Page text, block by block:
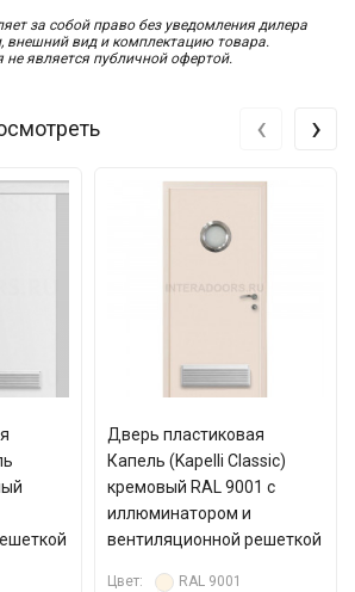
за собой право без уведомления дилера
внешний вид и комплектацию товара.
является публичной офертой.
Дверь пластиковая
Капель (Kapelli Classic)
кремовый RAL 9001 с
иллюминатором и
вентиляционной решеткой
Цвет: RAL 9001
‹ ›